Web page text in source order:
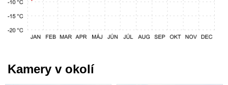
Kamery v okolí